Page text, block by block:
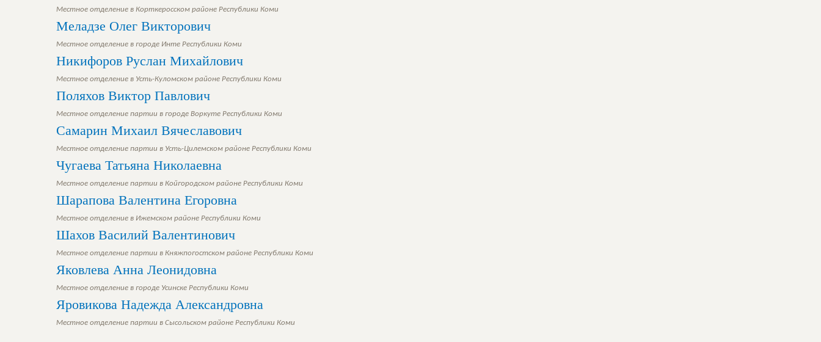
Местное отделение в Корткеросском районе Республики Коми
Меладзе Олег Викторович
Местное отделение в городе Инте Республики Коми
Никифоров Руслан Михайлович
Местное отделение в Усть-Куломском районе Республики Коми
Поляхов Виктор Павлович
Местное отделение партии в городе Воркуте Республики Коми
Самарин Михаил Вячеславович
Местное отделение партии в Усть-Цилемском районе Республики Коми
Чугаева Татьяна Николаевна
Местное отделение партии в Койгородском районе Республики Коми
Шарапова Валентина Егоровна
Местное отделение в Ижемском районе Республики Коми
Шахов Василий Валентинович
Местное отделение партии в Княжпогостском районе Республики Коми
Яковлева Анна Леонидовна
Местное отделение в городе Усинске Республики Коми
Яровикова Надежда Александровна
Местное отделение партии в Сысольском районе Республики Коми